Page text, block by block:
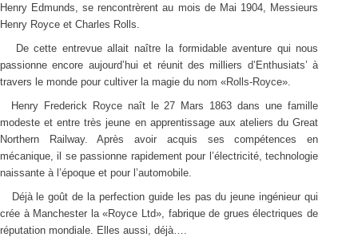
Henry Edmunds, se rencontrèrent au mois de Mai 1904, Messieurs
Henry Royce et Charles Rolls.
De cette entrevue allait naître la formidable aventure qui nous
passionne encore aujourd’hui et réunit des milliers d’Enthusiats’ à
travers le monde pour cultiver la magie du nom «Rolls-Royce».
Henry Frederick Royce naît le 27 Mars 1863 dans une famille
modeste et entre très jeune en apprentissage aux ateliers du Great
Northern Railway. Après avoir acquis ses compétences en
mécanique, il se passionne rapidement pour l’électricité, technologie
naissante à l’époque et pour l’automobile.
Déjà le goût de la perfection guide les pas du jeune ingénieur qui
crée à Manchester la «Royce Ltd», fabrique de grues électriques de
réputation mondiale. Elles aussi, déjà….